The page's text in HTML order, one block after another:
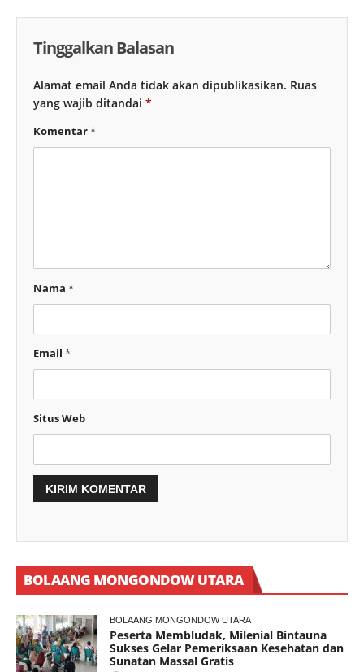
Tinggalkan Balasan
Alamat email Anda tidak akan dipublikasikan. Ruas
yang wajib ditandai *
Komentar*
Nama *
Email *
Situs Web
BOLAANG MONGONDOW UTARA
BOLAANG MONGONDOW UTARA
Peserta Membludak, Milenial Bintauna
Sukses Gelar Pemeriksaan Kesehatan dan
Sunatan Massal Gratis